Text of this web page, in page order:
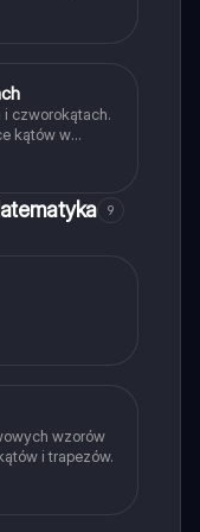
czy z
trójkąt oraz
czworokątach.
kątów w
oraz
Dowiedz
się do
9
wzorów
i trapezów.